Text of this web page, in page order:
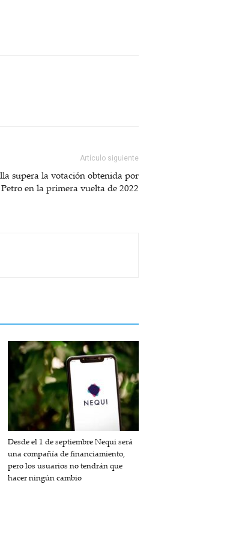
Artículo siguiente
supera la votación obtenida por
Petro en la primera vuelta de 2022
Desde el 1 de septiembre Nequi será
una compañía de financiamiento,
pero los usuarios no tendrán que
hacer ningún cambio